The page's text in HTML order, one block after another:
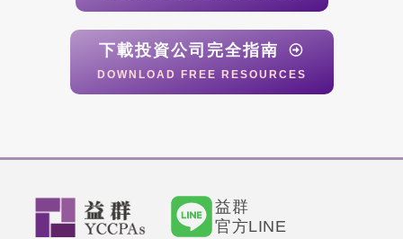
下載投資公司完全指南
DOWNLOAD FREE RESOURCES
益群
官方LINE